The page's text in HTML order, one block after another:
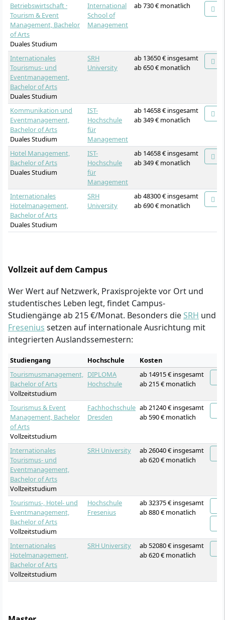
Betriebswirtschaft ·
Tourism & Event
Management, Bachelor
of Arts
Duales Studium
International
School of
Management
ab 730 € monatlich
Internationales
Tourismus- und
Eventmanagement,
Bachelor of Arts
Duales Studium
SRH
University
ab 13650 € insgesamt
ab 650 € monatlich
Kommunikation und
Eventmanagement,
Bachelor of Arts
Duales Studium
IST-
Hochschule
für
Management
ab 14658 € insgesamt
ab 349 € monatlich
Hotel Management,
Bachelor of Arts
Duales Studium
IST-
Hochschule
für
Management
ab 14658 € insgesamt
ab 349 € monatlich
Internationales
Hotelmanagement,
Bachelor of Arts
Duales Studium
SRH
University
ab 48300 € insgesamt
ab 690 € monatlich
Vollzeit auf dem Campus
Wer Wert auf Netzwerk, Praxisprojekte vor Ort und
studentisches Leben legt, findet Campus-
Studiengänge ab 215 €/Monat. Besonders die SRH und
Fresenius setzen auf internationale Ausrichtung mit
integrierten Auslandssemestern:
Studiengang Hochschule
Kosten
Tourismusmanagement,
Bachelor of Arts
Vollzeitstudium
DIPLOMA
Hochschule
ab 14915 € insgesamt
ab 215 € monatlich
Tourismus & Event
Management, Bachelor
of Arts
Vollzeitstudium
Fachhochschule
Dresden
ab 21240 € insgesamt
ab 590 € monatlich
Internationales
Tourismus- und
Eventmanagement,
Bachelor of Arts
Vollzeitstudium
SRH University
ab 26040 € insgesamt
ab 620 € monatlich
Tourismus-, Hotel- und
Eventmanagement,
Bachelor of Arts
Vollzeitstudium
Hochschule
Fresenius
ab 32375 € insgesamt
ab 880 € monatlich
Internationales
Hotelmanagement,
Bachelor of Arts
Vollzeitstudium
SRH University
ab 52080 € insgesamt
ab 620 € monatlich